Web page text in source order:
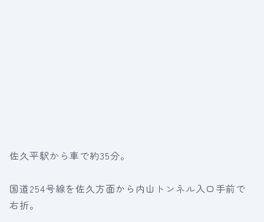
佐久平駅から車で約35分。
国道254号線を佐久方面から内山トンネル入口手前で
右折。